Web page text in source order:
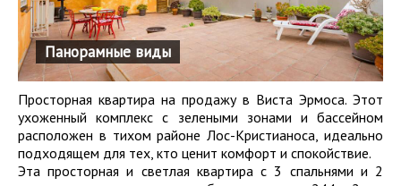
Панорамные виды
Просторная квартира на продажу в Виста Эрмоса. Этот
ухоженный комплекс с зелеными зонами и бассейном
расположен в тихом районе Лос-Кристианоса, идеально
подходящем для тех, кто ценит комфорт и спокойствие.
Эта просторная и светлая квартира с 3 спальнями и 2